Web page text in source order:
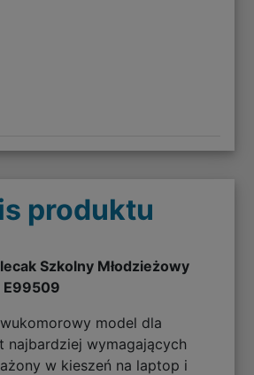
produktu
Szkolny Młodzieżowy
E99509
model dla
najbardziej wymagających
w kieszeń na laptop i